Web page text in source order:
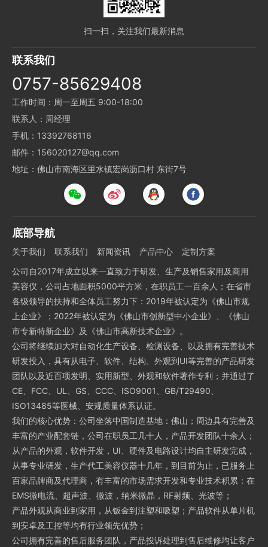
扫一扫，关注我们最新消息
联系我们
0757-85629408
工作时间：周一至周五 9:00-18:00
联系人：周经理
手机：13392768116
邮件：156020127@qq.com
地址：佛山市南海区里水镇宏岗沥口村 东街7号
底部导航
关于我们 联系我们 新闻资讯 产品中心
定制方案
公司自2017年成立以来一直致力于研发、生产及销售家用及商用
美容仪，公司占地面积5000平方米，在职员工一百余人；在省市
各级领导的扶持和全体员工努力下：2019年被认定为《佛山市规
上企业》；2022年被认定为《佛山市创新型中小企业》、《佛山
市专新特新企业》及《佛山市高新技术企业》。
公司将继续加大对自动化生产设备、检测设备、以及拥有完善技术
研发投入，具有从电子、软件、结构、外观到UI等完善的产品研发
团队以及近百项发明、实用新型、外观和软件著作专利；并通过了
CE、FCC、UL、GS、CCC、ISO9001、GB/T29490、
ISO13485等医械、安规质量体系认证。
我们的核心优势：公司坐落中国制造基地：佛山；周边具有完善及
丰富的产业配套链，公司在职员工几十人，产品开发团队十余人；
从产品的外观，软件开发，UI、硬件及电路设计均自主研发完成，
从事专业研发，生产代工美容仪器十几年，到目前为止，已服务上
百家品牌商及代理商，有丰富的市场需求开发和专业技术积累：在
EMS微电流、超声波、微波，纳米微晶，RF射频、光波等；
产品外观从商业到家用，从钣金到注塑和吸塑；产品软件从单片机
到安卓及工控等均有行业领先优势；
公司拥有完善的售后服务团队，产品投诉处理到售后维修均让客户